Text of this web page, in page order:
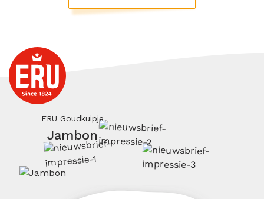
ERU Goudkuipje
Jambon